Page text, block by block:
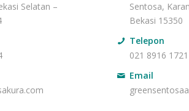
Selatan –
Sentosa,
Bekasi 15350
Telepon
021 8916 1721
Email